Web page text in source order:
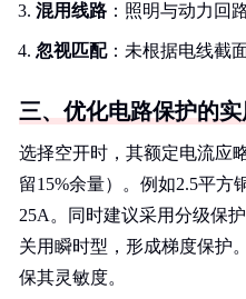
混用线路 ：照明与动力回
忽视匹配：未根据电线截
三、优化电路保护的
选择空开时，其额定电流应
留15%余量）。例如2.5平方
25A。同时建议采用分级保
关用瞬时型，形成梯度保护
保其灵敏度。